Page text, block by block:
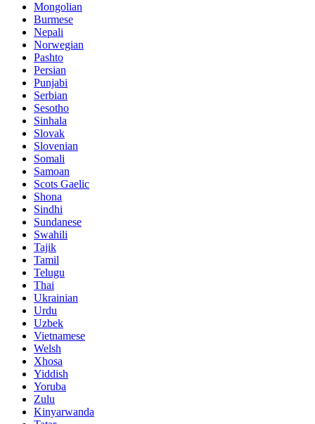
Mongolian
Burmese
Nepali
Norwegian
Pashto
Persian
Punjabi
Serbian
Sesotho
Sinhala
Slovak
Slovenian
Somali
Samoan
Scots Gaelic
Shona
Sindhi
Sundanese
Swahili
Tajik
Tamil
Telugu
Thai
Ukrainian
Urdu
Uzbek
Vietnamese
Welsh
Xhosa
Yiddish
Yoruba
Zulu
Kinyarwanda